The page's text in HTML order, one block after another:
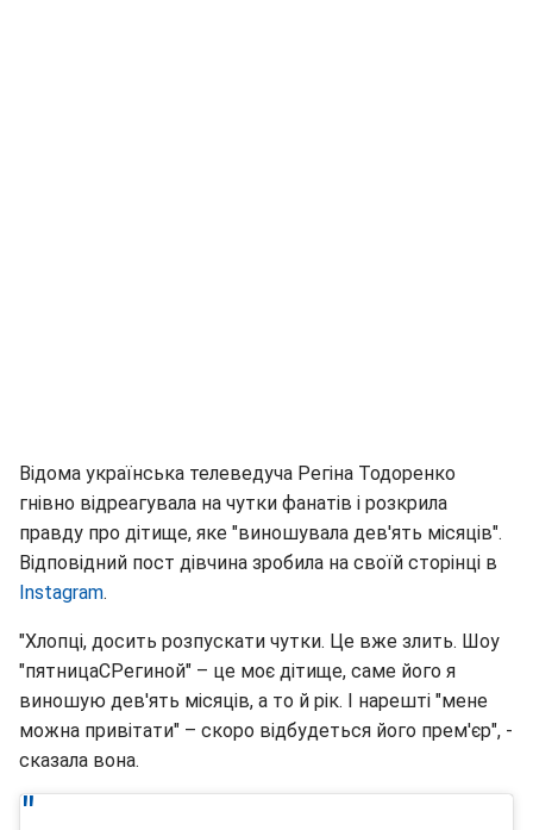
Відома українська телеведуча Регіна Тодоренко
гнівно відреагувала на чутки фанатів і розкрила
правду про дітище, яке "виношувала дев'ять місяців".
Відповідний пост дівчина зробила на своїй сторінці в
Instagram.
"Хлопці, досить розпускати чутки. Це вже злить. Шоу
"пятницаСРегиной" – це моє дітище, саме його я
виношую дев'ять місяців, а то й рік. І нарешті "мене
можна привітати" – скоро відбудеться його прем'єр", -
сказала вона.